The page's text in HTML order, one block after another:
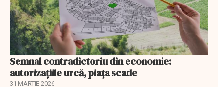
Semnal contradictoriu din economie:
autorizațiile urcă, piața scade
31 MARTIE 2026